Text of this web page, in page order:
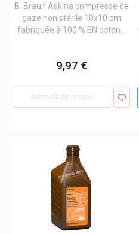
Beiersdorf
Belice Solides Bio
Belvital
Ben & Anna
Besins Healthcare
Beta Pharm
Better Toothbrush
B. Braun Askina compresse de
gaze non stérile 10x10 cm
fabriquée à 100 % EN coton...
9,97 €
RUPTURE DE STOCK